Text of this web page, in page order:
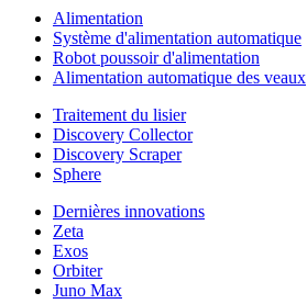
Alimentation
Système d'alimentation automatique
Robot poussoir d'alimentation
Alimentation automatique des veaux
Traitement du lisier
Discovery Collector
Discovery Scraper
Sphere
Dernières innovations
Zeta
Exos
Orbiter
Juno Max